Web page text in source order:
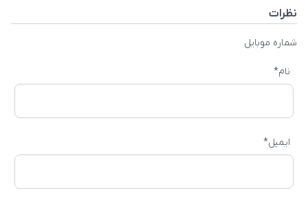
نظرات
نام*
ایمیل*
شماره موبایل